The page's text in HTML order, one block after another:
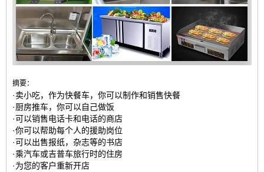
摘要：
·卖小吃，作为快餐车，你可以制作和销售快餐
·厨房推车，你可以自己做饭
·可以销售电话卡和电话的商店
·你可以帮助每个人的援助岗位
·可以出售报纸，杂志等的书店
·乘汽车或吉普车旅行时的住房
·为您的客户重新开店